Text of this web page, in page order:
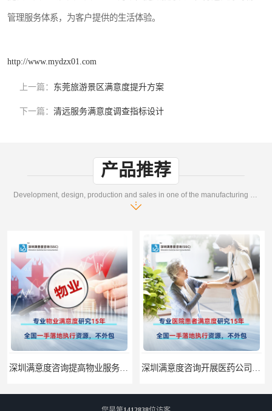
管理服务体系，为客户提供的生活体验。
http://www.mydzx01.com
上一篇： 东莞旅游景区满意度提升方案
下一篇： 清远服务满意度调查指标设计
产品推荐
Development, design, production and sales in one of the manufacturing enterprises